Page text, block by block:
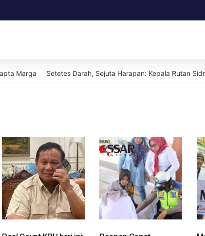
Setetes Darah, Sejuta Harapan: Kepala Rutan Sidrap dan